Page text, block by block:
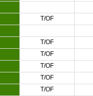
T/OF
T/OF
T/OF
T/OF
T/OF
T/OF